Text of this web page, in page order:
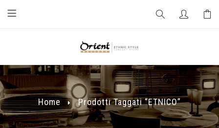
Home Prodotti Taggati “ETNICO”